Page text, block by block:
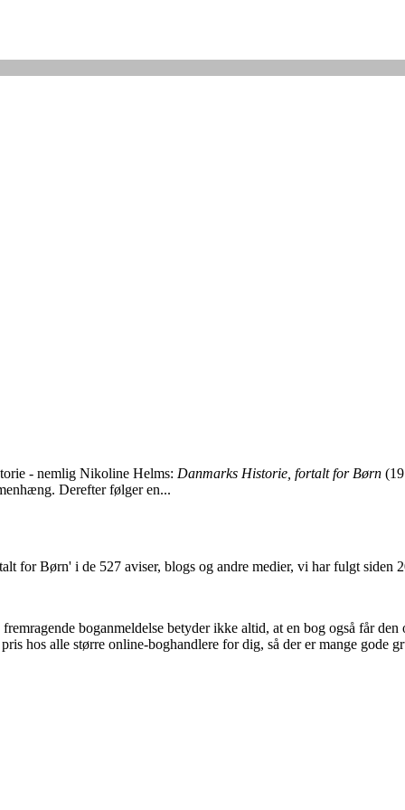
- nemlig Nikoline Helms: Danmarks Historie, fortalt for Børn
Derefter følger en...
for Børn' i de 527 aviser, blogs og andre medier, vi har fulgt siden
boganmeldelse betyder ikke altid, at en bog også får
hos alle større online-boghandlere for dig, så der er mange gode